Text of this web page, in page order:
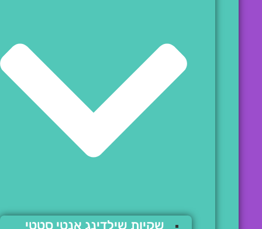
שקיות שילדינג אנטי סטטי